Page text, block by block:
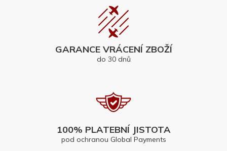
GARANCE VRÁCENÍ ZBOŽÍ
do 30 dnů
100% PLATEBNÍ JISTOTA
pod ochranou Global Payments